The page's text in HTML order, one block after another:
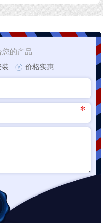
的产品
价格实惠